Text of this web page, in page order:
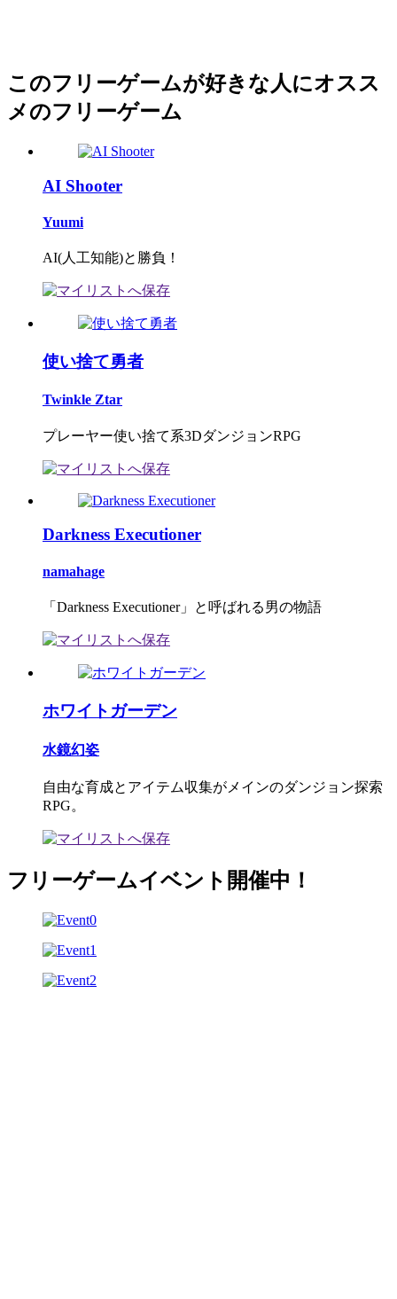
このフリーゲームが好きな人にオスス
メのフリーゲーム
AI Shooter
Yuumi
AI(人工知能)と勝負！
使い捨て勇者
Twinkle Ztar
プレーヤー使い捨て系3DダンジョンRPG
Darkness Executioner
namahage
「Darkness Executioner」と呼ばれる男の物語
ホワイトガーデン
水鏡幻姿
自由な育成とアイテム収集がメインのダンジョン探索
RPG。
フリーゲームイベント開催中！